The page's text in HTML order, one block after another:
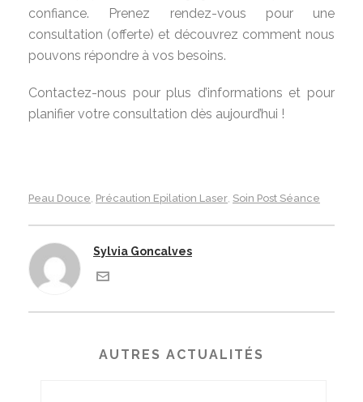
confiance. Prenez rendez-vous pour une
consultation (offerte) et découvrez comment nous
pouvons répondre à vos besoins.
Contactez-nous pour plus d’informations et pour
planifier votre consultation dès aujourd’hui !
Peau Douce, Précaution Epilation Laser, Soin Post Séance
Sylvia Goncalves
AUTRES ACTUALITÉS